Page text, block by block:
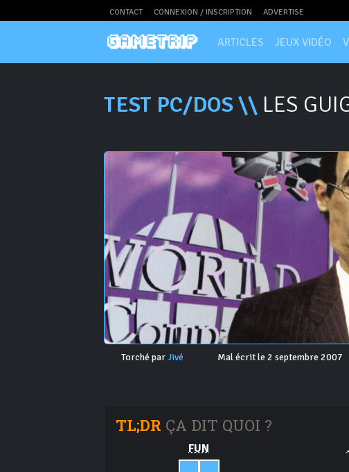
CONTACT CONNEXION / INSCRIPTION ADVERTISE
ARTICLES JEUX VIDÉO
TEST PC/DOS \\ LES
Torché parJivé Mal écrit le 2 septembre 2007
TL;DR ÇA DIT QUOI ?
FUN